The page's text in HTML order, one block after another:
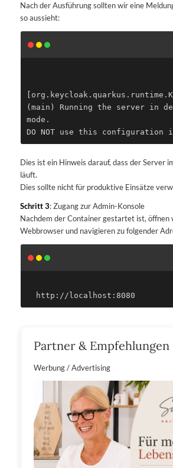
Nach der Ausführung sollten wir eine
so aussieht:
(main) Running the server in
mode.
Dies ist ein Hinweis darauf, dass der Server
läuft.
Dies sollte nicht für produktive Einsätze
Schritt 3: Zugang zur Admin-Konsole
Nachdem der Container gestartet ist, öffnen
Webbrowser und navigieren zu folgender
Partner & Empfehlungen
Werbung / Advertising